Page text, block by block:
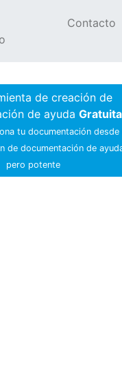
Contacto
de creación de
de ayuda Gratuita
tu documentación desde
de documentación de
pero potente